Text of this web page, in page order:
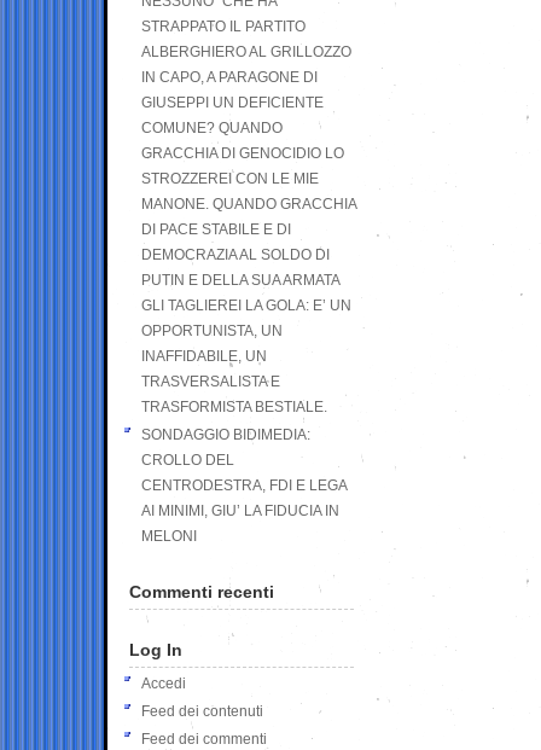
STRAPPATO IL PARTITO
ALBERGHIERO AL GRILLOZZO
IN CAPO, A PARAGONE DI
GIUSEPPI UN DEFICIENTE
COMUNE? QUANDO
GRACCHIA DI GENOCIDIO LO
STROZZEREI CON LE MIE
MANONE. QUANDO GRACCHIA
DI PACE STABILE E DI
DEMOCRAZIA AL SOLDO DI
PUTIN E DELLA SUA ARMATA
GLI TAGLIEREI LA GOLA: E’ UN
OPPORTUNISTA, UN
INAFFIDABILE, UN
TRASVERSALISTA E
TRASFORMISTA BESTIALE.
SONDAGGIO BIDIMEDIA:
CROLLO DEL
CENTRODESTRA, FDI E LEGA
AI MINIMI, GIU’ LA FIDUCIA IN
MELONI
Commenti recenti
Log In
Accedi
Feed dei contenuti
Feed dei commenti